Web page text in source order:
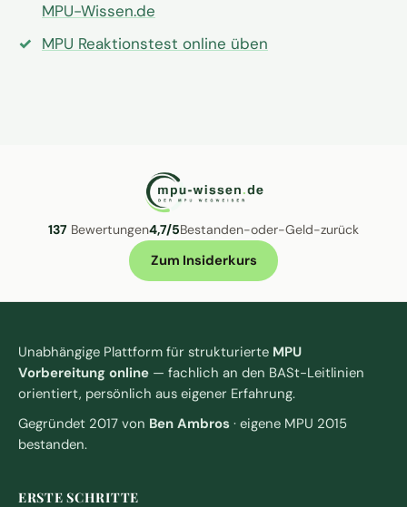
MPU-Wissen.de
MPU Reaktionstest online üben
137 Bewertungen4,7/5Bestanden-oder-Geld-zurück
Zum Insiderkurs
Unabhängige Plattform für strukturierte MPU
Vorbereitung online — fachlich an den BASt-Leitlinien
orientiert, persönlich aus eigener Erfahrung.
Gegründet 2017 von Ben Ambros · eigene MPU 2015
bestanden.
ERSTE SCHRITTE